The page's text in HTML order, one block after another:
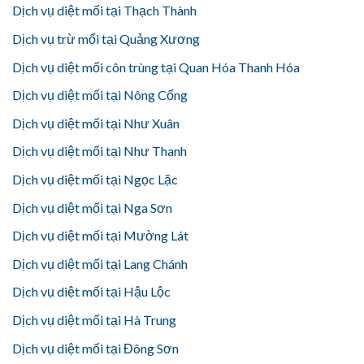
Dịch vụ diệt mối tại Thạch Thành
Dịch vụ trừ mối tại Quảng Xương
Dịch vụ diệt mối côn trùng tại Quan Hóa Thanh Hóa
Dịch vụ diệt mối tại Nông Cống
Dịch vụ diệt mối tại Như Xuân
Dịch vụ diệt mối tại Như Thanh
Dịch vụ diệt mối tại Ngọc Lặc
Dịch vụ diệt mối tại Nga Sơn
Dịch vụ diệt mối tại Mường Lát
Dịch vụ diệt mối tại Lang Chánh
Dịch vụ diệt mối tại Hậu Lộc
Dịch vụ diệt mối tại Hà Trung
Dịch vụ diệt mối tại Đông Sơn